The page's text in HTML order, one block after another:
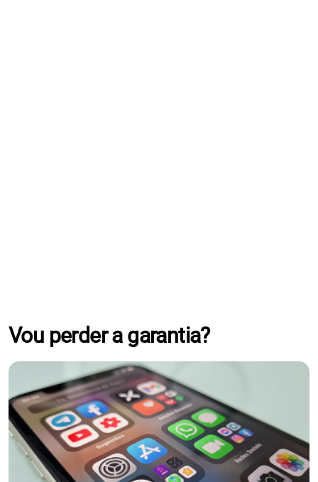
Vou perder a garantia?